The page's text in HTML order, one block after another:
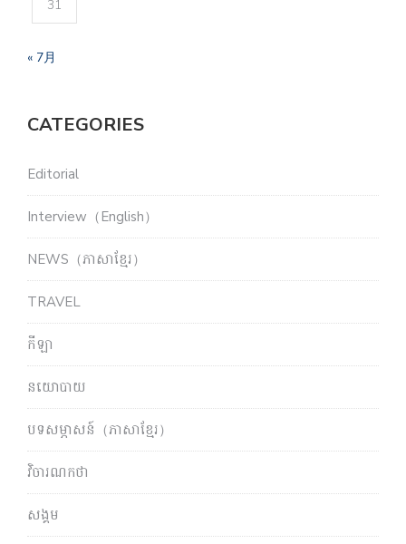
31
« 7月
CATEGORIES
Editorial
Interview（English）
NEWS（ភាសាខ្មែរ）
TRAVEL
កីឡា
នយោបាយ
បទសម្ភាសន៍（ភាសាខ្មែរ）
វិចារណកថា
សង្គម